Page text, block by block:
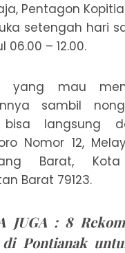
Pentagon
setengah hari
06.00 – 12.00.
yang mau
sambil
bisa langsung
Nomor 12,
Barat, Kota
Barat 79123.
JUGA : 8
Pontianak